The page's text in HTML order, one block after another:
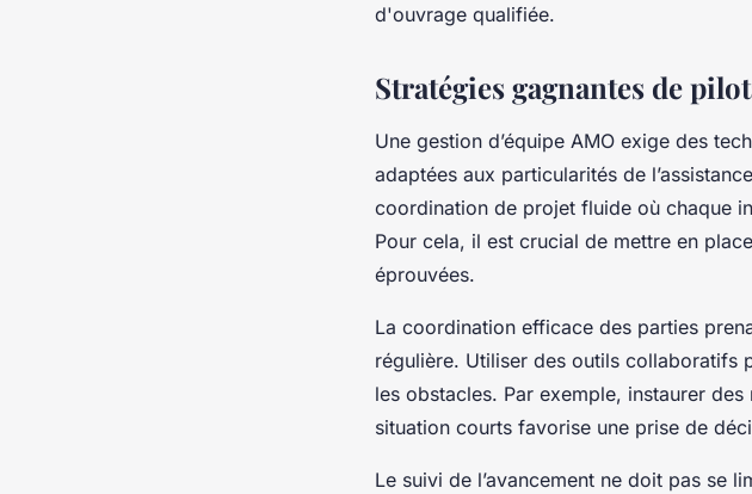
d'ouvrage qualifiée.
Stratégies gagnantes de
Une gestion d’équipe AMO exige des
adaptées aux particularités de
coordination de projet fluide où chaque
Pour cela, il est crucial de mettre en
éprouvées.
La coordination efficace des parties
régulière. Utiliser des outils collaboratifs
les obstacles. Par exemple, instaurer
situation courts favorise une prise de
Le suivi de l’avancement ne doit pas se